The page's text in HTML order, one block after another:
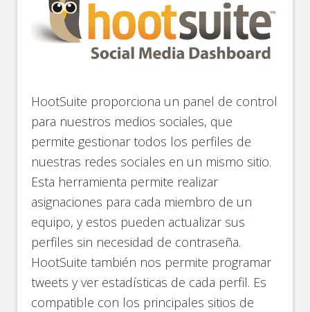
HootSuite proporciona un panel de control
para nuestros medios sociales, que
permite gestionar todos los perfiles de
nuestras redes sociales en un mismo sitio.
Esta herramienta permite realizar
asignaciones para cada miembro de un
equipo, y estos pueden actualizar sus
perfiles sin necesidad de contraseña.
HootSuite también nos permite programar
tweets y ver estadísticas de cada perfil. Es
compatible con los principales sitios de